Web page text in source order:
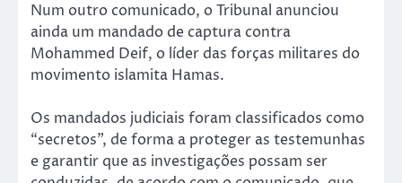
Num outro comunicado, o Tribunal anunciou
ainda um mandado de captura contra
Mohammed Deif, o líder das forças militares do
movimento islamita Hamas.
Os mandados judiciais foram classificados como
“secretos”, de forma a proteger as testemunhas
e garantir que as investigações possam ser